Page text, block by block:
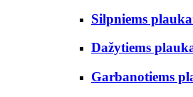
Silpniems
Dažytiems
Garbanotiems